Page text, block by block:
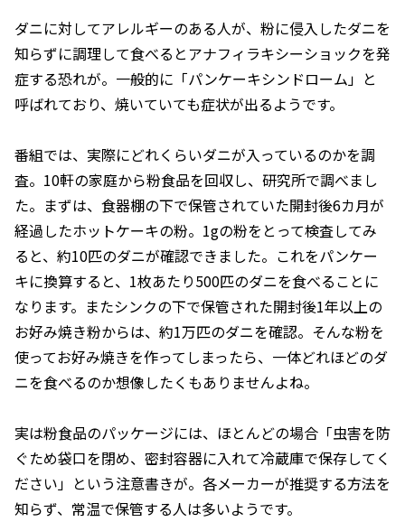
ダニに対してアレルギーのある人が、粉に侵入したダニを
知らずに調理して食べるとアナフィラキシーショックを発
症する恐れが。一般的に「パンケーキシンドローム」と
呼ばれており、焼いていても症状が出るようです。
番組では、実際にどれくらいダニが入っているのかを調
査。10軒の家庭から粉食品を回収し、研究所で調べまし
た。まずは、食器棚の下で保管されていた開封後6カ月が
経過したホットケーキの粉。1gの粉をとって検査してみ
ると、約10匹のダニが確認できました。これをパンケー
キに換算すると、1枚あたり500匹のダニを食べることに
なります。またシンクの下で保管された開封後1年以上の
お好み焼き粉からは、約1万匹のダニを確認。そんな粉を
使ってお好み焼きを作ってしまったら、一体どれほどのダ
ニを食べるのか想像したくもありませんよね。
実は粉食品のパッケージには、ほとんどの場合「虫害を防
ぐため袋口を閉め、密封容器に入れて冷蔵庫で保存してく
ださい」という注意書きが。各メーカーが推奨する方法を
知らず、常温で保管する人は多いようです。